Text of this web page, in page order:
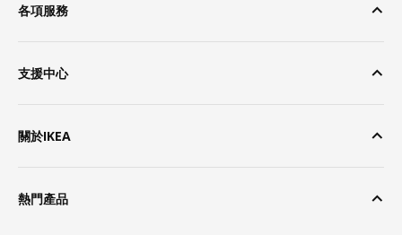
各項服務
支援中心
關於IKEA
熱門產品